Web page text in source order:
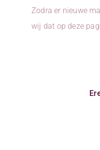
Zodra er nieuwe
wij dat op deze